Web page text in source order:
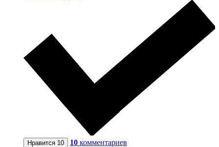
Нравится 10 10 комментариев